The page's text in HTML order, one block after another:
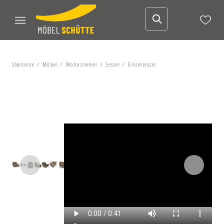
Startseite Möbel Wohnzimmer Sessel Einzelsessel